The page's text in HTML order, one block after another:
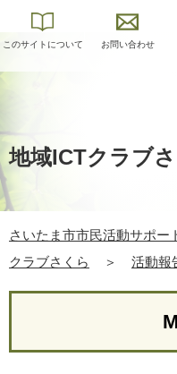
このサイトについて お問い合わせ
地域ICTクラブ
さいたま市市民活動サポー
クラブさくら
＞ 活動報